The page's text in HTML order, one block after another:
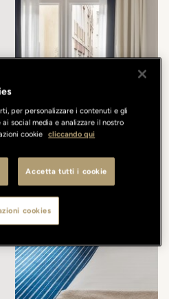
per personalizzare i contenuti e gli
social media e analizzare il nostro
cookie cliccando qui
Accetta tutti i cookie
cookies